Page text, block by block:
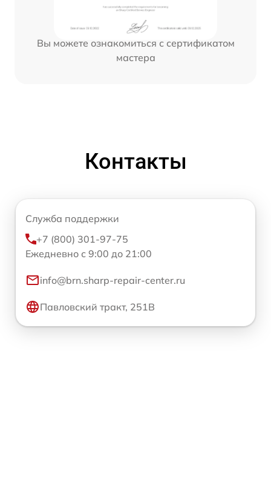
Вы можете ознакомиться с сертификатом
мастера
Контакты
Служба поддержки
+7 (800) 301-97-75
Ежедневно с 9:00 до 21:00
info@brn.sharp-repair-center.ru
Павловский тракт, 251В